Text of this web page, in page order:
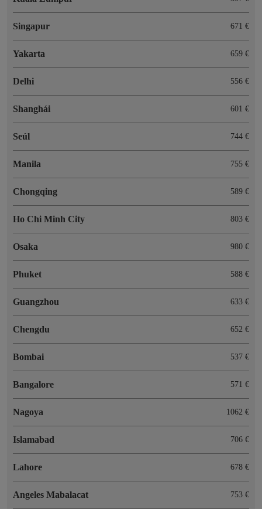
Singapur 671 €
Yakarta 659 €
Delhi 556 €
Shanghái 601 €
Seúl 744 €
Manila 755 €
Chongqing 589 €
Ho Chi Minh City 803 €
Osaka 980 €
Phuket 588 €
Guangzhou 633 €
Chengdu 652 €
Bombai 537 €
Bangalore 571 €
Nagoya 1062 €
Islamabad 706 €
Lahore 678 €
Angeles Mabalacat 753 €